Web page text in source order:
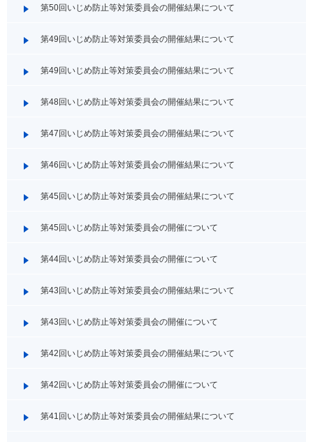
第50回いじめ防止等対策委員会の開催結果について
第49回いじめ防止等対策委員会の開催結果について
第49回いじめ防止等対策委員会の開催結果について
第48回いじめ防止等対策委員会の開催結果について
第47回いじめ防止等対策委員会の開催結果について
第46回いじめ防止等対策委員会の開催結果について
第45回いじめ防止等対策委員会の開催結果について
第45回いじめ防止等対策委員会の開催について
第44回いじめ防止等対策委員会の開催について
第43回いじめ防止等対策委員会の開催結果について
第43回いじめ防止等対策委員会の開催について
第42回いじめ防止等対策委員会の開催結果について
第42回いじめ防止等対策委員会の開催について
第41回いじめ防止等対策委員会の開催結果について